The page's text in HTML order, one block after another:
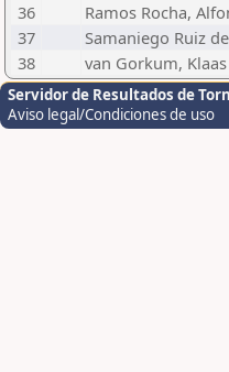
36
Ramos Rocha,
37
Samaniego Ruiz
38
van Gorkum, Klaas
Servidor de Resultados de
Aviso legal/Condiciones de uso